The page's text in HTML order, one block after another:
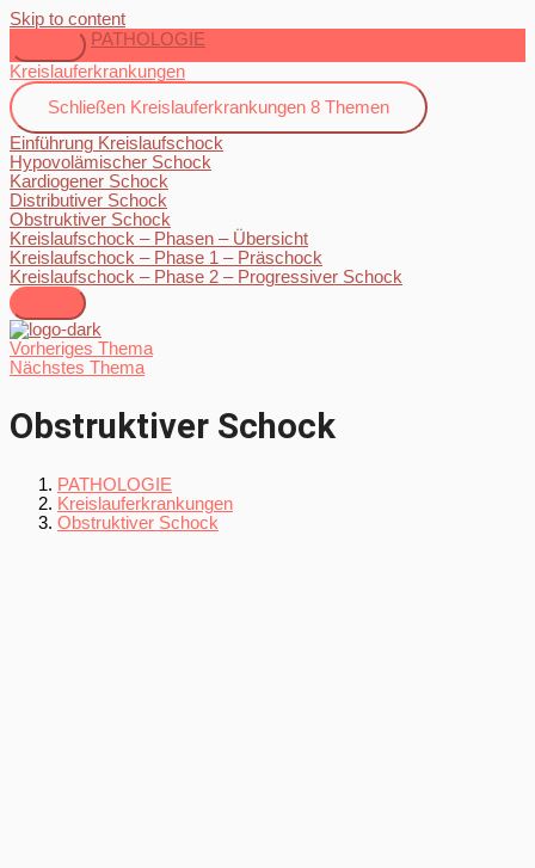
Skip to content
PATHOLOGIE
Kreislauferkrankungen
Schließen Kreislauferkrankungen 8 Themen
Einführung Kreislaufschock
Hypovolämischer Schock
Kardiogener Schock
Distributiver Schock
Obstruktiver Schock
Kreislaufschock – Phasen – Übersicht
Kreislaufschock – Phase 1 – Präschock
Kreislaufschock – Phase 2 – Progressiver Schock
Vorheriges Thema
Nächstes Thema
Obstruktiver Schock
PATHOLOGIE
Kreislauferkrankungen
Obstruktiver Schock